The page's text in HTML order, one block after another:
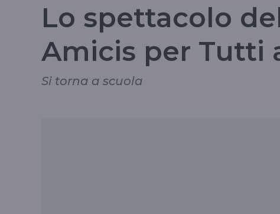
Lo spettacolo
Amicis per Tutti
Si torna a scuola